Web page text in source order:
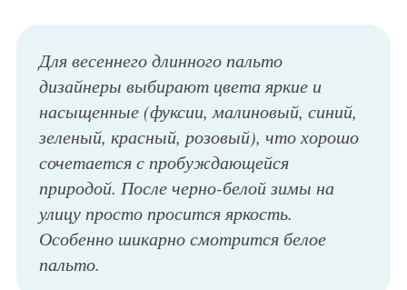
Для весеннего длинного пальто
дизайнеры выбирают цвета яркие и
насыщенные (фуксии, малиновый, синий,
зеленый, красный, розовый), что хорошо
сочетается с пробуждающейся
природой. После черно-белой зимы на
улицу просто просится яркость.
Особенно шикарно смотрится белое
пальто.